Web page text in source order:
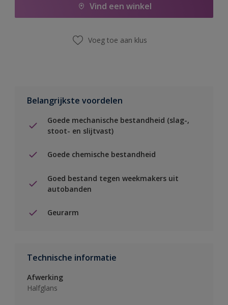
Vind een winkel
Voeg toe aan klus
Belangrijkste voordelen
Goede mechanische bestandheid (slag-,
stoot- en slijtvast)
Goede chemische bestandheid
Goed bestand tegen weekmakers uit
autobanden
Geurarm
Technische informatie
Afwerking
Halfglans